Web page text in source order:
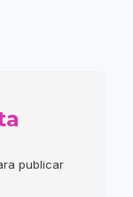
publicar